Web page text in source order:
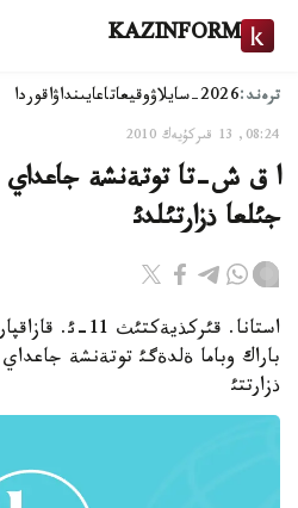
KAZINFORM
ترەند:2026-سايلاۋ وقيعاتاعايىنداۋاقوردا
08:24, 13 قىركۇيەك 2010
ا ق ش-تا توتةنشة جاعداي
جئلعا ذزارتئلدئ
استانا.
باراك وباما ةلدةگئ توتةنشة
ذزارتتئ